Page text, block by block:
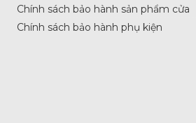
Chính sách bảo hành sản phẩm cửa
Chính sách bảo hành phụ kiện